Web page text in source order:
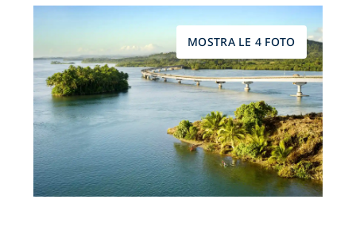
MOSTRA LE 4 FOTO